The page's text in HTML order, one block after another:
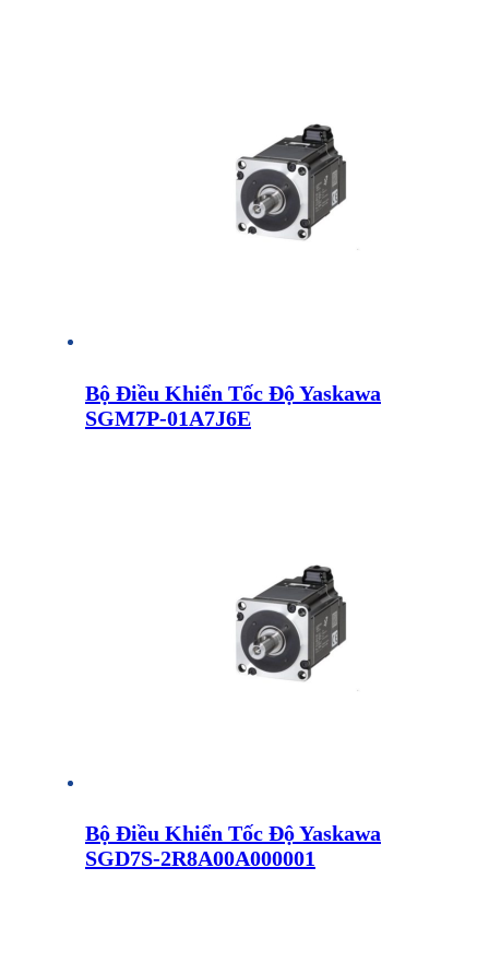
Bộ Điều Khiển Tốc Độ Yaskawa
SGM7P-01A7J6E
Bộ Điều Khiển Tốc Độ Yaskawa
SGD7S-2R8A00A000001